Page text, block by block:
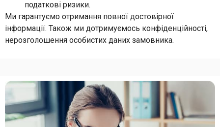
податкові ризики.
Ми гарантуємо отримання повної достовірної
інформації. Також ми дотримуємось конфіденційності,
нерозголошення особистих даних замовника.